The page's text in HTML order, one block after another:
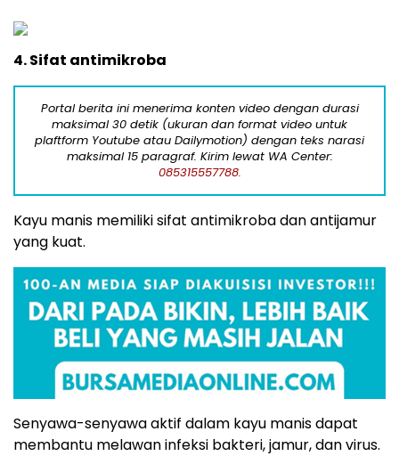
4. Sifat antimikroba
Portal berita ini menerima konten video dengan durasi
maksimal 30 detik (ukuran dan format video untuk
plaftform Youtube atau Dailymotion) dengan teks narasi
maksimal 15 paragraf. Kirim lewat WA Center:
085315557788.
Kayu manis memiliki sifat antimikroba dan antijamur
yang kuat.
Senyawa-senyawa aktif dalam kayu manis dapat
membantu melawan infeksi bakteri, jamur, dan virus.